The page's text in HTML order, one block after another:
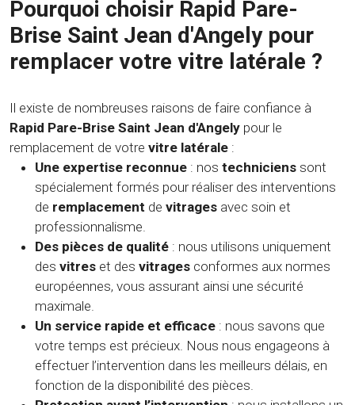
Pourquoi choisir Rapid Pare-
Brise Saint Jean d'Angely pour
remplacer votre vitre latérale ?
Il existe de nombreuses raisons de faire confiance à
Rapid Pare-Brise Saint Jean d'Angely pour le
remplacement de votre vitre latérale :
Une expertise reconnue : nos techniciens sont
spécialement formés pour réaliser des interventions
de remplacement de vitrages avec soin et
professionnalisme.
Des pièces de qualité : nous utilisons uniquement
des vitres et des vitrages conformes aux normes
européennes, vous assurant ainsi une sécurité
maximale.
Un service rapide et efficace : nous savons que
votre temps est précieux. Nous nous engageons à
effectuer l’intervention dans les meilleurs délais, en
fonction de la disponibilité des pièces.